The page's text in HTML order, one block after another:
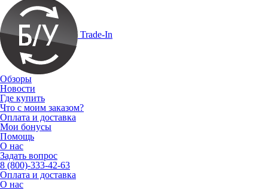
Trade-In
Обзоры
Новости
Где купить
Что с моим заказом?
Оплата и доставка
Мои бонусы
Помощь
О нас
Задать вопрос
8 (800)-333-42-63
Оплата и доставка
О нас